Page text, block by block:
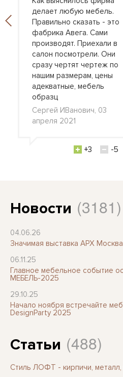
делает любую мебель.
Правильно сказать - это
фабрика Авега. Сами
производят. Приехали в
салон посмотрели. Они
сразу чертят чертеж по
нашим размерам, цены
адекватные, мебель
образц
Сергей ИВанович, 03
апреля 2021
+3 -5
Новости (3181)
04.06.26
Значимая выставка АРХ
06.11.25
Главное мебельное событие
МЕБЕЛЬ-2025
29.10.25
Начало ноября встречайте
DesignParty 2025
Статьи (488)
Стиль ЛОФТ - кирпичи, металл,